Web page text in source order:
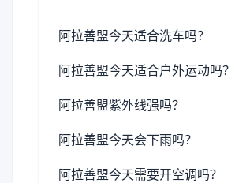
阿拉善盟今天适合洗车吗？
阿拉善盟今天适合户外运动吗？
阿拉善盟紫外线强吗？
阿拉善盟今天会下雨吗？
阿拉善盟今天需要开空调吗？